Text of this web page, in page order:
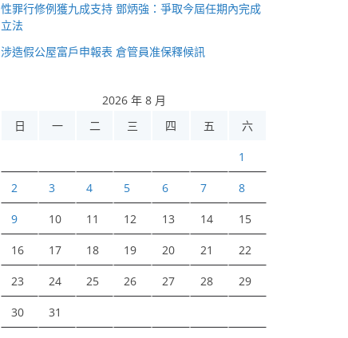
性罪行修例獲九成支持 鄧炳強：爭取今屆任期內完成
立法
涉造假公屋富戶申報表 倉管員准保釋候訊
2026 年 8 月
日
一 二 三 四 五 六
1
2 3 4 5 6 7 8
9 10 11 12 13 14 15
16 17 18 19 20 21 22
23 24 25 26 27 28 29
30 31